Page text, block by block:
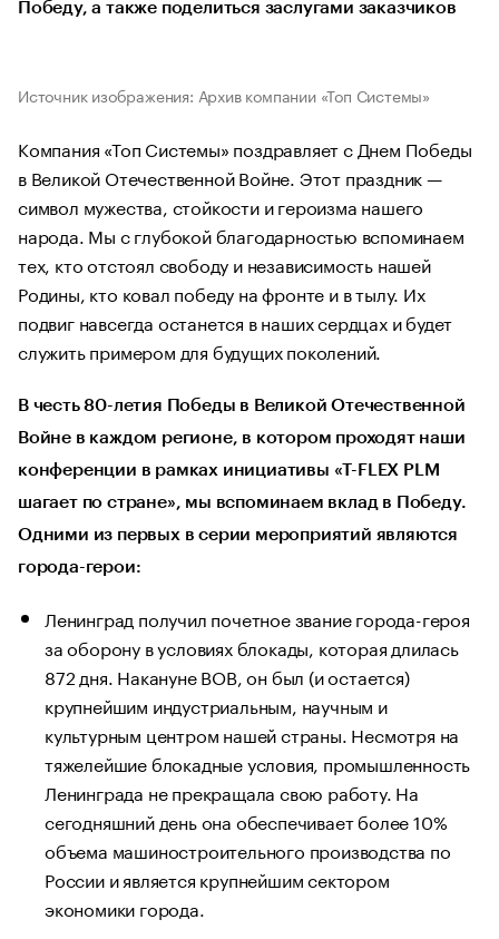
Победу, а также поделиться заслугами заказчиков
Источник изображения: Архив компании «Топ Системы»
Компания «Топ Системы» поздравляет с Днем Победы
в Великой Отечественной Войне. Этот праздник —
символ мужества, стойкости и героизма нашего
народа. Мы с глубокой благодарностью вспоминаем
тех, кто отстоял свободу и независимость нашей
Родины, кто ковал победу на фронте и в тылу. Их
подвиг навсегда останется в наших сердцах и будет
служить примером для будущих поколений.
В честь 80-летия Победы в Великой Отечественной
Войне в каждом регионе, в котором проходят наши
конференции в рамках инициативы «T-FLEX PLM
шагает по стране», мы вспоминаем вклад в Победу.
Одними из первых в серии мероприятий являются
города-герои:
Ленинград получил почетное звание города-героя
за оборону в условиях блокады, которая длилась
872 дня. Накануне ВОВ, он был (и остается)
крупнейшим индустриальным, научным и
культурным центром нашей страны. Несмотря на
тяжелейшие блокадные условия, промышленность
Ленинграда не прекращала свою работу. На
сегодняшний день она обеспечивает более 10%
объема машиностроительного производства по
России и является крупнейшим сектором
экономики города.